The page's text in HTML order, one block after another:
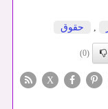
, حقوق
(0)
X